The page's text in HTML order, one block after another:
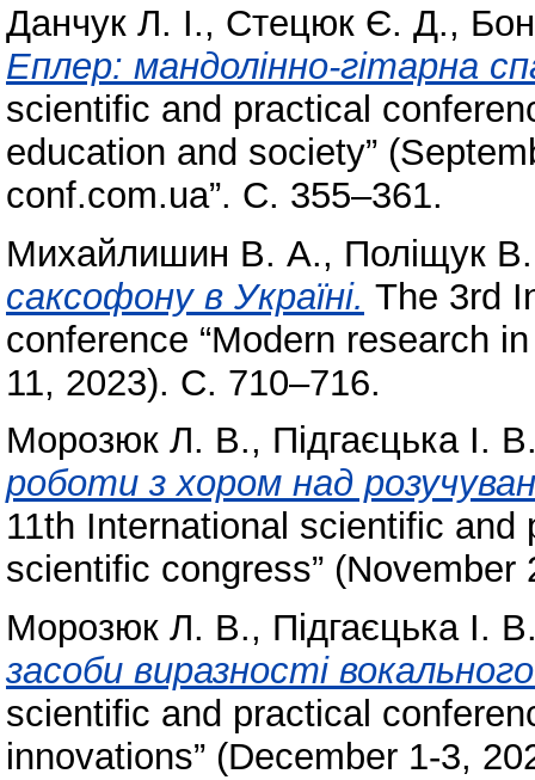
Данчук Л. І., Стецюк Є. Д.,
Еплер: мандолінно-гітарна
scientific and practical
education and society”
conf.com.ua”. С. 355–361.
Михайлишин В. А., Поліщук В.
саксофону в Україні. The 3rd
conference “Modern research
11, 2023). С. 710–716.
Морозюк Л. В., Підгаєцька І.
роботи з хором над
11th International scientific and
scientific congress”
Морозюк Л. В., Підгаєцька І.
засоби виразності
scientific and practical
innovations” (December 1-3,